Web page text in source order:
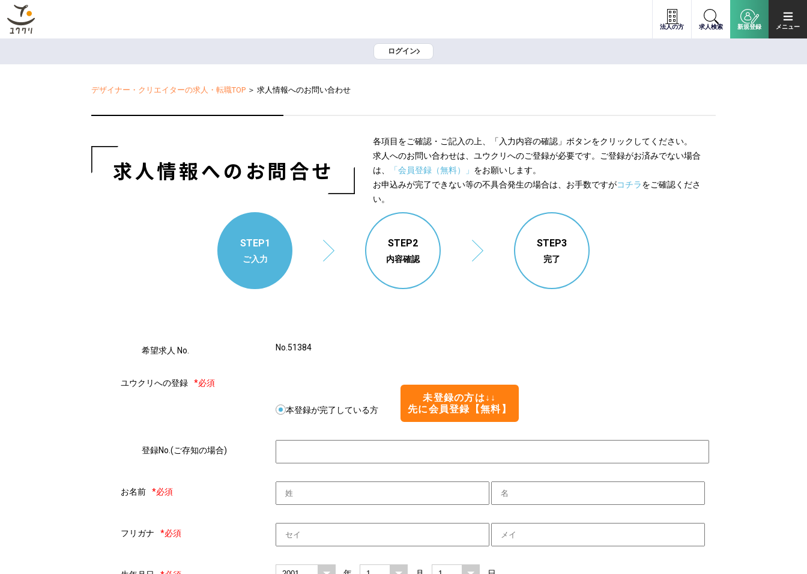
法人の方 求人検索 新規登録 メニュー
ログイン
デザイナー・クリエイターの求人・転職TOP ＞ 求人情報へのお問い合わせ
求人情報へのお問合せ
各項目をご確認・ご記入の上、「入力内容の確認」ボタンをクリックしてください。
求人へのお問い合わせは、ユウクリへのご登録が必要です。ご登録がお済みでない場合
は、
「会員登録（無料）」 をお願いします。
お申込みが完了できない等の不具合発生の場合は、お手数ですがコチラをご確認くださ
い。
STEP1
ご入力
STEP2
内容確認
STEP3
完了
希望求人 No. No.51384
ユウクリへの登録 *必須
本登録が完了している方
未登録の方は↓↓
先に会員登録【無料】
登録No.(ご存知の場合)
お名前 *必須
フリガナ *必須